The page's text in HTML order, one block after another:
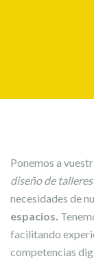
Ponemos a
diseño de
necesidades de
espacios.
facilitando
competencias